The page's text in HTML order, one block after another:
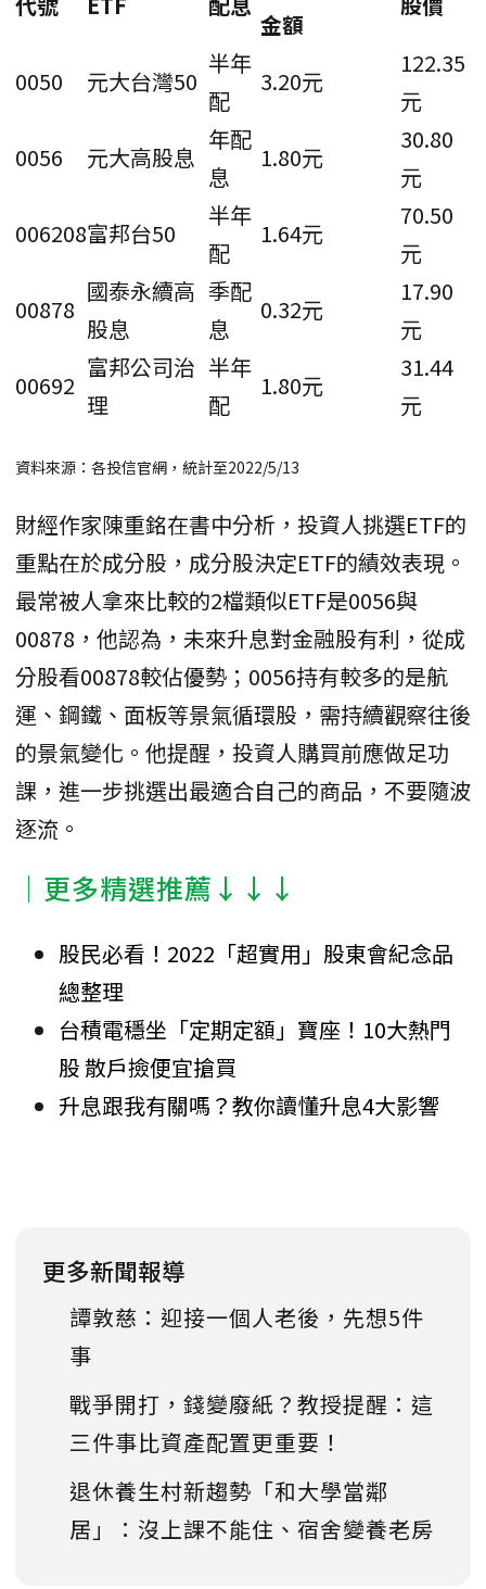
金額
0050 元大台灣50
半年
配
3.20元
122.35
元
0056
元大高股息
年配
息
1.80元
30.80
元
006208富邦台50
半年
配
1.64元
70.50
元
00878
國泰永續高
股息
季配
息
0.32元
17.90
元
00692
富邦公司治
理
半年
配
1.80元
31.44
元
資料來源：各投信官網，統計至2022/5/13
財經作家陳重銘在書中分析，投資人挑選ETF的
重點在於成分股，成分股決定ETF的績效表現。
最常被人拿來比較的2檔類似ETF是0056與
00878，他認為，未來升息對金融股有利，從成
分股看00878較佔優勢；0056持有較多的是航
運、鋼鐵、面板等景氣循環股，需持續觀察往後
的景氣變化。他提醒，投資人購買前應做足功
課，進一步挑選出最適合自己的商品，不要隨波
逐流。
│更多精選推薦↓↓↓
股民必看！2022「超實用」股東會紀念品
總整理
台積電穩坐「定期定額」寶座！10大熱門
股 散戶撿便宜搶買
升息跟我有關嗎？教你讀懂升息4大影響
更多新聞報導
譚敦慈：迎接一個人老後，先想5件
事
戰爭開打，錢變廢紙？教授提醒：這
三件事比資產配置更重要！
退休養生村新趨勢「和大學當鄰
居」：沒上課不能住、宿舍變養老房